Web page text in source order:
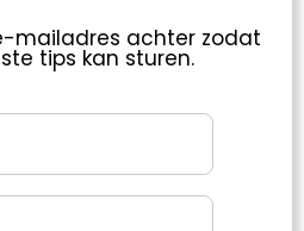
mailadres achter zodat
tips kan sturen.